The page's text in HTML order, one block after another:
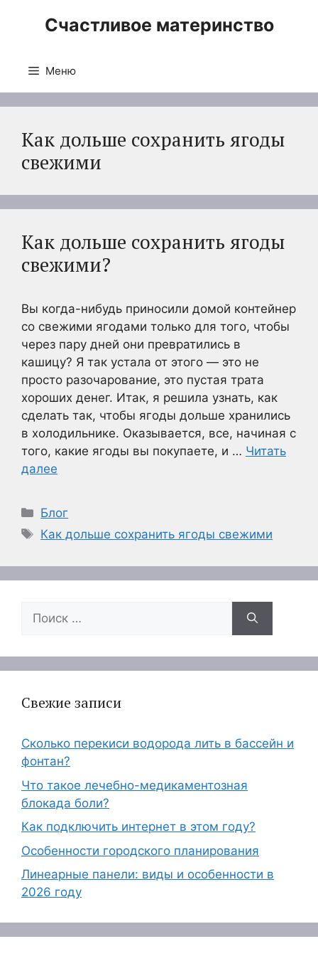
Счастливое материнство
Меню
Как дольше сохранить ягоды
свежими
Как дольше сохранить ягоды
свежими?
Вы когда-нибудь приносили домой контейнер
со свежими ягодами только для того, чтобы
через пару дней они превратились в
кашицу? Я так устала от этого — это не
просто разочарование, это пустая трата
хороших денег. Итак, я решила узнать, как
сделать так, чтобы ягоды дольше хранились
в холодильнике. Оказывается, все, начиная с
того, какие ягоды вы покупаете, и … Читать
далее
Рубрики
Блог
Метки
Как дольше сохранить ягоды свежими
Поиск:
Свежие записи
Сколько перекиси водорода лить в бассейн и
фонтан?
Что такое лечебно-медикаментозная
блокада боли?
Как подключить интернет в этом году?
Особенности городского планирования
Линеарные панели: виды и особенности в
2026 году